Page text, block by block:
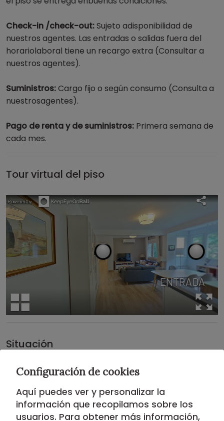
Check-in /check-out:Sujeto adisponibilidad de
nuestros agentes. Las entradas o salidas fuera del
horariolaboral tiene un recargo extra (Consultar a
nuestros agentes).
Suministros:Cargo fijo o según consumo (Consulta a
nuestrosagentes).
Pago de renta y de suministros: Primera semana de
cada mes.
Tour virtual del piso
Situación
DISTRITO DE SAN BLAS
Situado en un enclave estratégico de gran
proyección, el Distrito de San Blas es la base de
operaciones perfecta para el profesional que busca
Configuración de cookies
Aquí puedes ver y personalizar la
información que recopilamos sobre los
usuarios. Para obtener más información,